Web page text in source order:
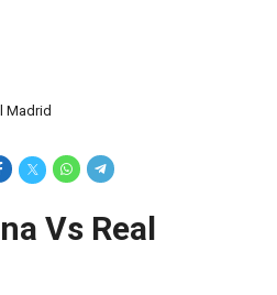
Madrid
Vs Real